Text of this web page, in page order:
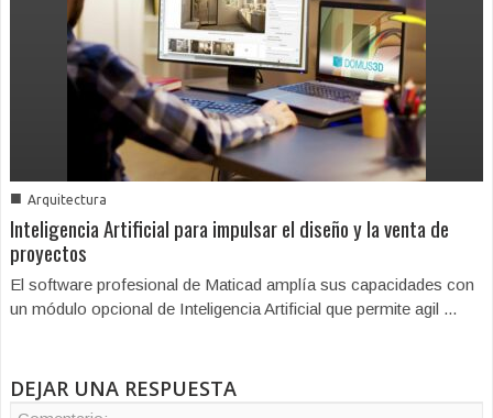
■ Arquitectura
Inteligencia Artificial para impulsar el diseño y la venta de
proyectos
El software profesional de Maticad amplía sus capacidades con
un módulo opcional de Inteligencia Artificial que permite agil ...
DEJAR UNA RESPUESTA